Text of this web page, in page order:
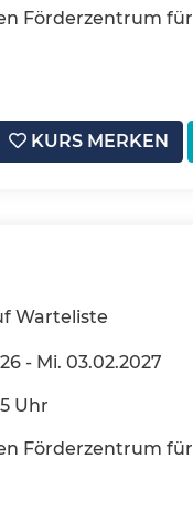
Förderzentrum für
KURS MERKEN
Warteliste
- Mi. 03.02.2027
Uhr
Förderzentrum für